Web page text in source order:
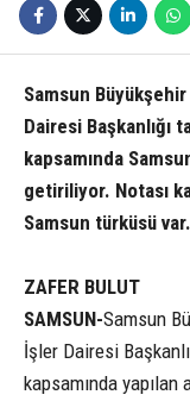
Samsun
Dairesi Başkanlığı
kapsamında
getiriliyor. Notası
Samsun türküsü var.
ZAFER BULUT
SAMSUN-Samsun
İşler Dairesi
kapsamında